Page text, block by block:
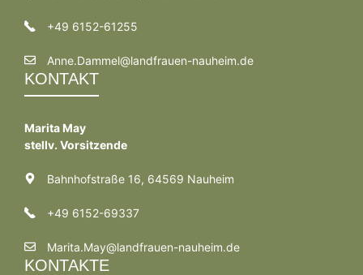
+49 6152-61255
Anne.Dammel@landfrauen-nauheim.de
KONTAKT
Marita May
stellv. Vorsitzende
Bahnhofstraße 16, 64569 Nauheim
+49 6152-69337
Marita.May@landfrauen-nauheim.de
KONTAKTE